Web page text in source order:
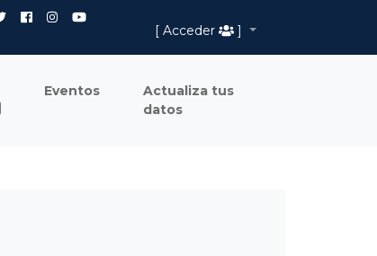
[ Acceder
]
Eventos
Actualiza tus
datos